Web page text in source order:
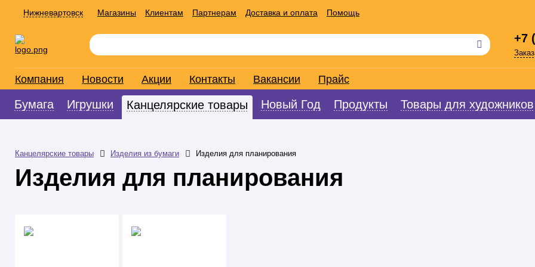
Нижневартовск Магазины Клиентам Партнерам Доставка и оплата Помощь
+7
Компания Новости Акции Контакты Вакансии Прайс
Бумага Игрушки Канцелярские товары Новый Год Продукты Товары для художников
Канцелярские товары Изделия из бумаги Изделия для планирования
Изделия для планирования